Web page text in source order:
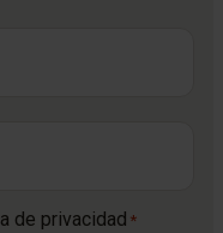
de privacidad *